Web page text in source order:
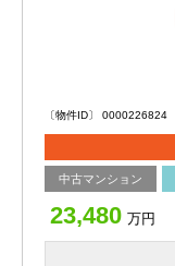
〔物件ID〕 0000226824
中古マンション
23,480 万円